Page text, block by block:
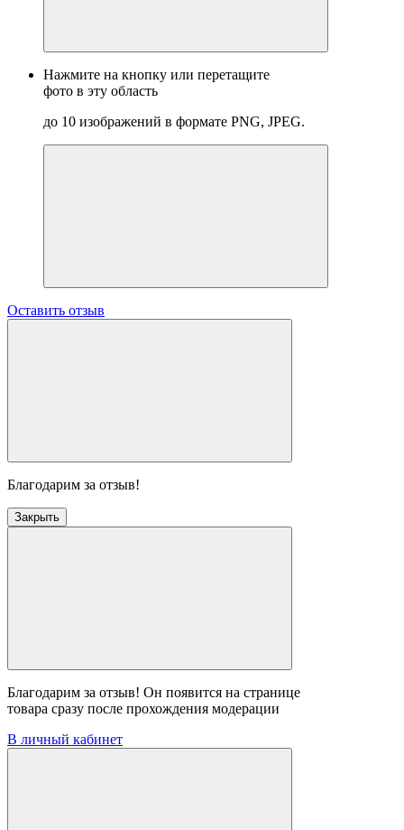
Нажмите на кнопку или перетащите
фото в эту область
до 10 изображений в формате PNG, JPEG.
Оставить отзыв
Благодарим за отзыв!
Закрыть
Благодарим за отзыв! Он появится на странице
товара сразу после прохождения модерации
В личный кабинет